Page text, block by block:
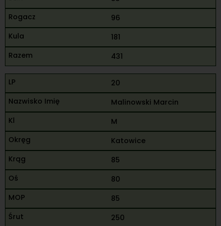
96
181
431
20
Malinowski Marcin
M
Katowice
85
80
85
250